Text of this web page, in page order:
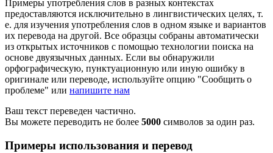
Примеры употребления слов в разных контекстах
предоставляются исключительно в лингвистических целях, т.
е. для изучения употребления слов в одном языке и вариантов
их перевода на другой. Все образцы собраны автоматически
из открытых источников с помощью технологии поиска на
основе двуязычных данных. Если вы обнаружили
орфографическую, пунктуационную или иную ошибку в
оригинале или переводе, используйте опцию "Сообщить о
проблеме" или напишите нам
Ваш текст переведен частично.
Вы можете переводить не более 5000 символов за один раз.
Примеры использования и перевод